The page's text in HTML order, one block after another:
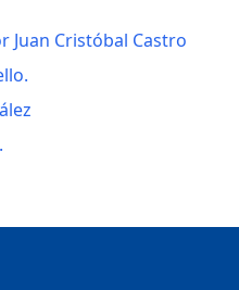
Juan Cristóbal Castro